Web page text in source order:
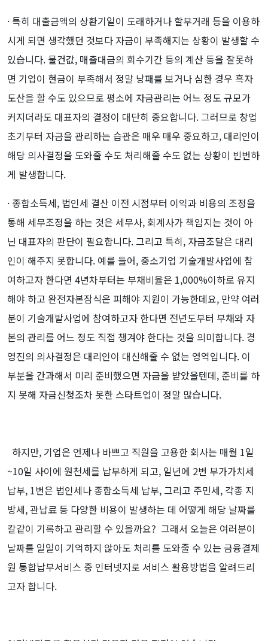
· 특히 대출금액의 상환기일이 도래하거나 할부거래 등을 이용하
시게 되면 생각했던 것보다 자금이 부족해지는 상황이 발생할 수
있습니다. 물건값, 매출대금의 회수기간 등의 계산 등을 잘못하
면 기업이 현금이 부족해서 정말 낭패를 보거나 심한 경우 흑자
도산을 할 수도 있으므로 평소에 자금관리는 어느 정도 규모가
커지더라도 대표자의 결정이 대단히 중요합니다. 그러므로 창업
초기부터 자금을 관리하는 습관은 매우 매우 중요하고, 대리인이
해당 의사결정을 도와줄 수도 처리해줄 수도 없는 상황이 빈번하
게 발생합니다.
· 종합소득세, 법인세 결산 이전 시점부터 이익과 비용의 조정을
통해 세무조정을 하는 것은 세무사, 회계사가 책임지는 것이 아
닌 대표자의 판단이 필요합니다. 그리고 특히, 자금조달은 대리
인이 해주지 못합니다. 예를 들어, 중소기업 기술개발사업에 참
여하고자 한다면 4년차부터는 부채비율은 1,000%이하로 유지
해야 하고 완전자본잠식은 피해야 지원이 가능한데요, 만약 여러
분이 기술개발사업에 참여하고자 한다면 전년도부터 부채와 자
본의 관리를 어느 정도 직접 챙겨야 한다는 것을 의미합니다. 경
영진의 의사결정은 대리인이 대신해줄 수 없는 영역입니다. 이
부분을 간과해서 미리 준비했으면 자금을 받았을텐데, 준비를 하
지 못해 자금신청조차 못한 스타트업이 정말 많습니다.
하지만, 기업은 언제나 바쁘고 직원을 고용한 회사는 매월 1일
~10일 사이에 원천세를 납부하게 되고, 일년에 2번 부가가치세
납부, 1번은 법인세나 종합소득세 납부, 그리고 주민세, 각종 지
방세, 관납료 등 다양한 비용이 발생하는 데 어떻게 해당 날짜를
칼같이 기록하고 관리할 수 있을까요? 그래서 오늘은 여러분이
날짜를 일일이 기억하지 않아도 처리를 도와줄 수 있는 금융결제
원 통합납부서비스 중 인터넷지로 서비스 활용방법을 알려드리
고자 합니다.